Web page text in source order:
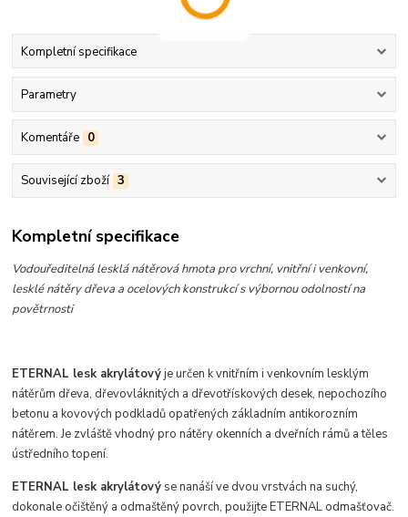
Kompletní specifikace
Parametry
Komentáře 0
Související zboží 3
Kompletní specifikace
Vodouředitelná lesklá nátěrová hmota pro vrchní, vnitřní i venkovní,
lesklé nátěry dřeva a ocelových konstrukcí s výbornou odolností na
povětrnosti
ETERNAL lesk akrylátovýje určen k vnitřním i venkovním lesklým
nátěrům dřeva, dřevovláknitých a dřevotřískových desek, nepochozího
betonu a kovových podkladů opatřených základním antikorozním
nátěrem. Je zvláště vhodný pro nátěry okenních a dveřních rámů a těles
ústředního topení.
ETERNAL lesk akrylátový se nanáší ve dvou vrstvách na suchý,
dokonale očištěný a odmaštěný povrch, použijte ETERNAL odmašťovač.